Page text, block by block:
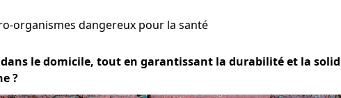
organismes dangereux pour la santé
le domicile, tout en garantissant la durabilité et la
?